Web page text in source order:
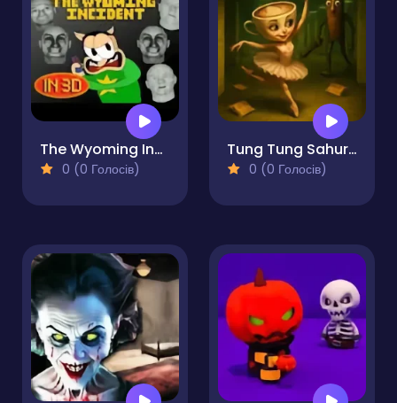
The Wyoming Incident 3D
0 (0 Голосів)
Tung Tung Sahur at Backrooms
0 (0 Голосів)